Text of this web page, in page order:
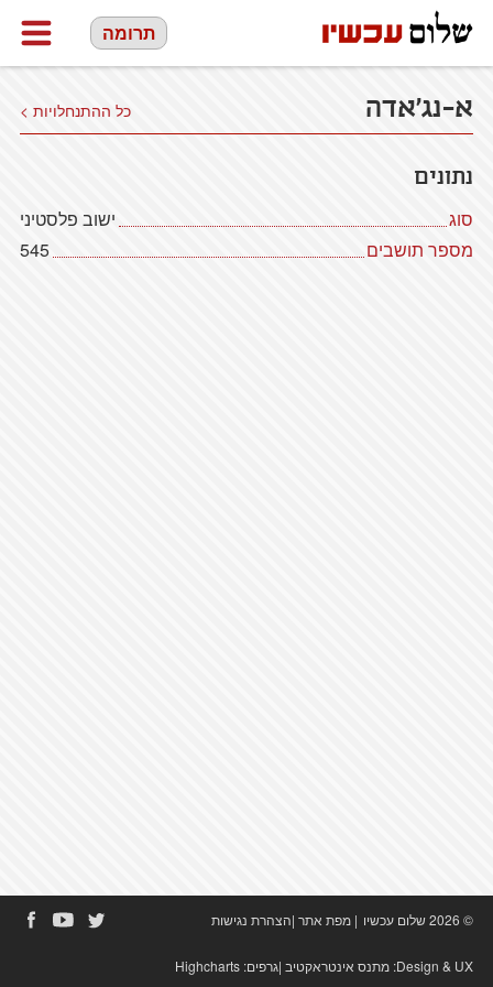
תרומה
א-נג'אדה כל ההתנחלויות >
נתונים
סוג
ישוב פלסטיני
מספר תושבים
545
© 2026 שלום עכשיו | מפת אתר|הצהרת נגישות
Design & UX: מתנס אינטראקטיב|גרפים: Highcharts